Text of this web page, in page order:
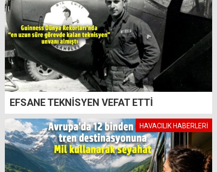
EFSANE TEKNİSYEN VEFAT ETTİ
HAVACILIK HABERLERİ